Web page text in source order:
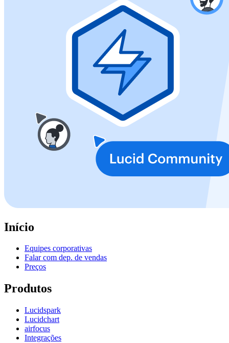
Início
Equipes corporativas
Falar com dep. de vendas
Preços
Produtos
Lucidspark
Lucidchart
airfocus
Integrações